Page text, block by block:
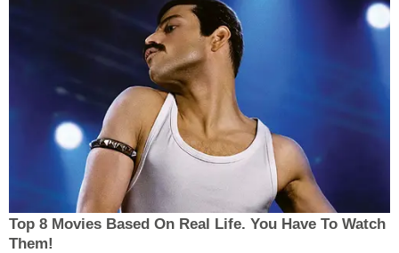
Top 8 Movies Based On Real Life. You Have To Watch
Them!